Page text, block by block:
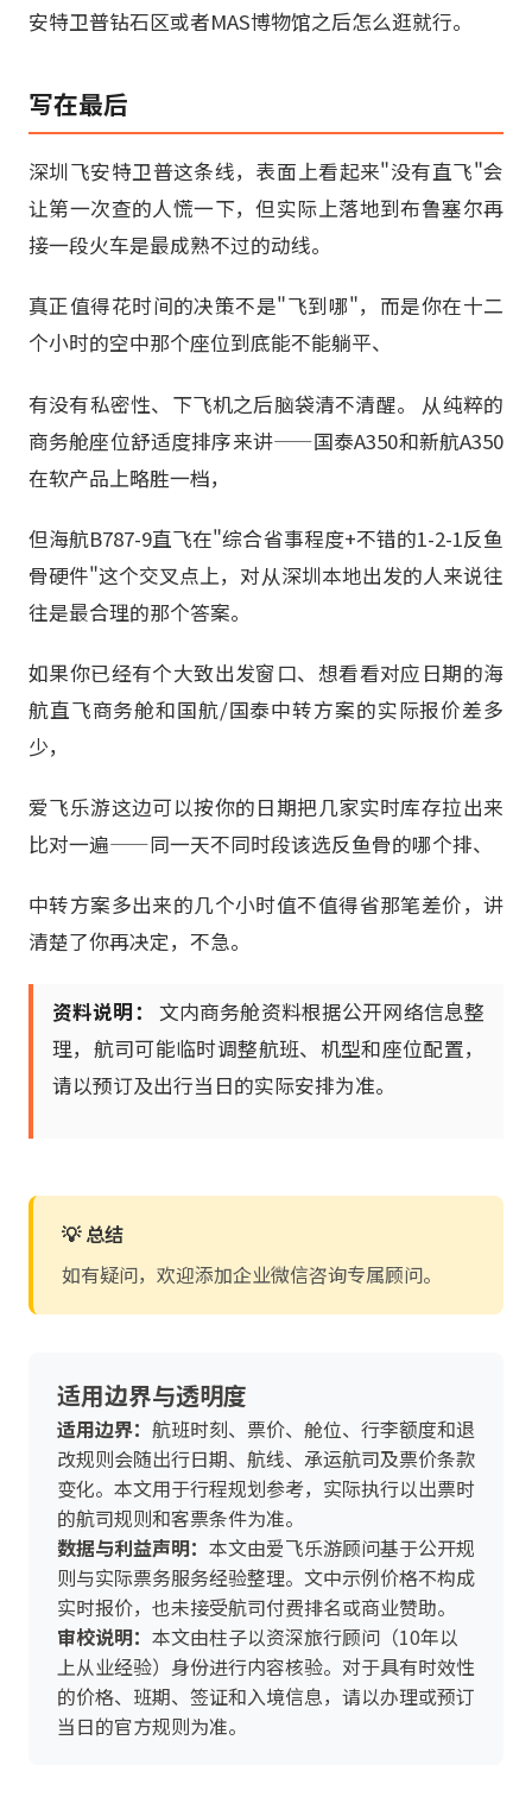
安特卫普钻石区或者MAS博物馆之后怎么逛就行。
写在最后
深圳飞安特卫普这条线，表面上看起来"没有直飞"会
让第一次查的人慌一下，但实际上落地到布鲁塞尔再
接一段火车是最成熟不过的动线。
真正值得花时间的决策不是"飞到哪"，而是你在十二
个小时的空中那个座位到底能不能躺平、
有没有私密性、下飞机之后脑袋清不清醒。 从纯粹的
商务舱座位舒适度排序来讲——国泰A350和新航A350
在软产品上略胜一档，
但海航B787-9直飞在"综合省事程度+不错的1-2-1反鱼
骨硬件"这个交叉点上，对从深圳本地出发的人来说往
往是最合理的那个答案。
如果你已经有个大致出发窗口、想看看对应日期的海
航直飞商务舱和国航/国泰中转方案的实际报价差多
少，
爱飞乐游这边可以按你的日期把几家实时库存拉出来
比对一遍——同一天不同时段该选反鱼骨的哪个排、
中转方案多出来的几个小时值不值得省那笔差价，讲
清楚了你再决定，不急。
资料说明：
文内商务舱资料根据公开网络信息整
理，航司可能临时调整航班、机型和座位配置，
请以预订及出行当日的实际安排为准。
💡 总结
如有疑问，欢迎添加企业微信咨询专属顾问。
适用边界与透明度
适用边界： 航班时刻、票价、舱位、行李额度和退
改规则会随出行日期、航线、承运航司及票价条款
变化。本文用于行程规划参考，实际执行以出票时
的航司规则和客票条件为准。
数据与利益声明： 本文由爱飞乐游顾问基于公开规
则与实际票务服务经验整理。文中示例价格不构成
实时报价，也未接受航司付费排名或商业赞助。
审校说明： 本文由柱子以资深旅行顾问（10年以
上从业经验）身份进行内容核验。对于具有时效性
的价格、班期、签证和入境信息，请以办理或预订
当日的官方规则为准。